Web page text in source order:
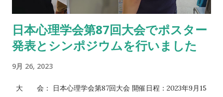
哉・鳴海拓志・小早川達・河合崇行・日下部裕子・國枝里美・
和田有史* (2019). 呼吸と連動した醤油の匂い提示による塩味増
強効果 , 日本バーチャルリアリティ学会論文誌 24(1), 77-82.
Kawai, Yuko Kusakabe, Satomi Kunieda, Yuji Wada*, (2017),
Taste of br...
日本心理学会第87回大会でポスター
発表とシンポジウムを行いました
9月 26, 2023
大 会： 日本心理学会第87回大会 開催日程：2023年9月15